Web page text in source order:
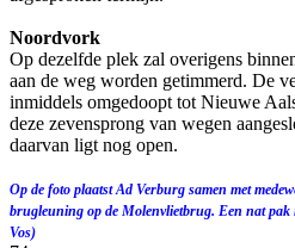
Noordvork
Op dezelfde plek zal overigens
aan de weg worden getimmerd. De
inmiddels omgedoopt tot Nieuwe
deze zevensprong van wegen
daarvan ligt nog open.
Op de foto plaatst Ad Verburg samen met
brugleuning op de Molenvlietbrug. Een nat
Vos)